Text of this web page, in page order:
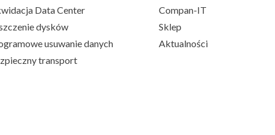
Data Center
dysków
usuwanie danych
transport
Compan-IT
Sklep
Aktualności